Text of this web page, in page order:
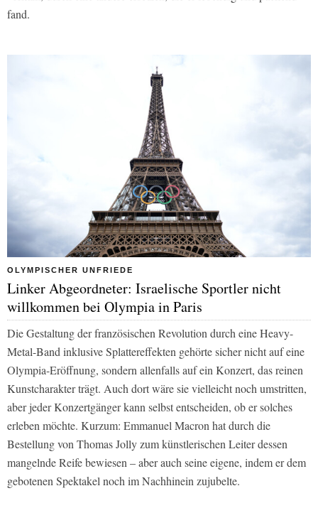
fand.
OLYMPISCHER UNFRIEDE
Linker Abgeordneter: Israelische Sportler nicht
willkommen bei Olympia in Paris
Die Gestaltung der französischen Revolution durch eine Heavy-
Metal-Band inklusive Splattereffekten gehörte sicher nicht auf eine
Olympia-Eröffnung, sondern allenfalls auf ein Konzert, das reinen
Kunstcharakter trägt. Auch dort wäre sie vielleicht noch umstritten,
aber jeder Konzertgänger kann selbst entscheiden, ob er solches
erleben möchte. Kurzum: Emmanuel Macron hat durch die
Bestellung von Thomas Jolly zum künstlerischen Leiter dessen
mangelnde Reife bewiesen – aber auch seine eigene, indem er dem
gebotenen Spektakel noch im Nachhinein zujubelte.